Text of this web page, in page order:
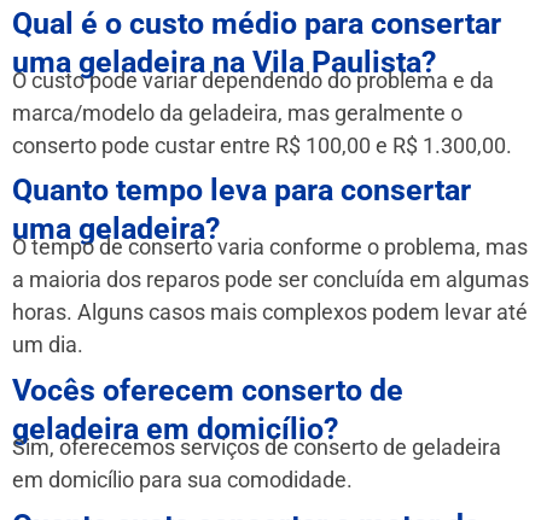
Qual é o custo médio para consertar
uma geladeira na Vila Paulista?
O custo pode variar dependendo do problema e da
marca/modelo da geladeira, mas geralmente o
conserto pode custar entre R$ 100,00 e R$ 1.300,00.
Quanto tempo leva para consertar
uma geladeira?
O tempo de conserto varia conforme o problema, mas
a maioria dos reparos pode ser concluída em algumas
horas. Alguns casos mais complexos podem levar até
um dia.
Vocês oferecem conserto de
geladeira em domicílio?
Sim, oferecemos serviços de conserto de geladeira
em domicílio para sua comodidade.